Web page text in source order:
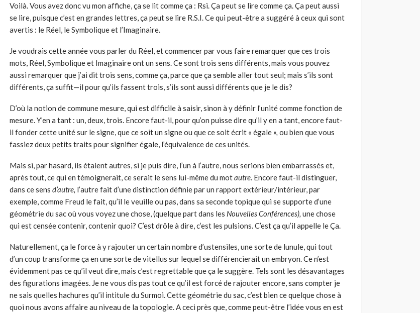
Voilà. Vous avez donc vu mon affiche, ça se lit comme ça : Rsi. Ça peut se lire comme ça. Ça peut aussi
se lire, puisque c’est en grandes lettres, ça peut se lire R.S.I. Ce qui peut-être a suggéré à ceux qui sont
avertis : le Réel, le Symbolique et l’Imaginaire.
Je voudrais cette année vous parler du Réel, et commencer par vous faire remarquer que ces trois
mots, Réel, Symbolique et Imaginaire ont un sens. Ce sont trois sens différents, mais vous pouvez
aussi remarquer que j’ai dit trois sens, comme ça, parce que ça semble aller tout seul; mais s’ils sont
différents, ça suffit—il pour qu’ils fassent trois, s’ils sont aussi différents que je le dis?
D’où la notion de commune mesure, qui est difficile à saisir, sinon à y définir l’unité comme fonction de
mesure. Y’en a tant : un, deux, trois. Encore faut-il, pour qu’on puisse dire qu’il y en a tant, encore faut-
il fonder cette unité sur le signe, que ce soit un signe ou que ce soit écrit « égale », ou bien que vous
fassiez deux petits traits pour signifier égale, l’équivalence de ces unités.
Mais si, par hasard, ils étaient autres, si je puis dire, l’un à l’autre, nous serions bien embarrassés et,
après tout, ce qui en témoignerait, ce serait le sens lui-même du motautre. Encore faut-il distinguer,
dans ce sens d’autre, l’autre fait d’une distinction définie par un rapport extérieur/intérieur, par
exemple, comme Freud le fait, qu’il le veuille ou pas, dans sa seconde topique qui se supporte d’une
géométrie du sac où vous voyez une chose, (quelque part dans les Nouvelles Conférences), une chose
qui est censée contenir, contenir quoi? C’est drôle à dire, c’est les pulsions. C’est ça qu’il appelle le Ça.
Naturellement, ça le force à y rajouter un certain nombre d’ustensiles, une sorte de lunule, qui tout
d’un coup transforme ça en une sorte de vitellus sur lequel se différencierait un embryon. Ce n’est
évidemment pas ce qu’il veut dire, mais c’est regrettable que ça le suggère. Tels sont les désavantages
des figurations imagées. Je ne vous dis pas tout ce qu’il est forcé de rajouter encore, sans compter je
ne sais quelles hachures qu’il intitule du Surmoi. Cette géométrie du sac, c’est bien ce quelque chose à
quoi nous avons affaire au niveau de la topologie. A ceci près que, comme peut-être l’idée vous en est